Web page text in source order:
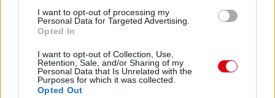
I want to opt-out of processing my
Personal Data for Targeted Advertising.
Opted In
I want to opt-out of Collection, Use,
Retention, Sale, and/or Sharing of my
Personal Data that Is Unrelated with the
Purposes for which it was collected.
Opted Out
Felkészülési szezon 4. mérkőzés
Nya Ullevi, Göteborg
2026-08-08 17:00
2 nap 10 óra 36 perc 3 másodperc
Leeds UnitedvsManchester United